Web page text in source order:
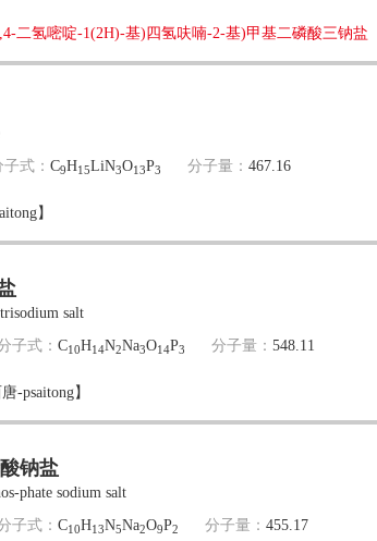
二氢嘧啶-1(2H)-基)四氢呋喃-2-基)甲基二磷酸三钠盐
子式： C9H15LiN3O13P3 分子量： 467.16
】
salt
子式： C10H14N2Na3O14P3 分子量： 548.11
-psaitong】
钠盐
phate sodium salt
子式： C10H13N5Na2O9P2 分子量： 455.17